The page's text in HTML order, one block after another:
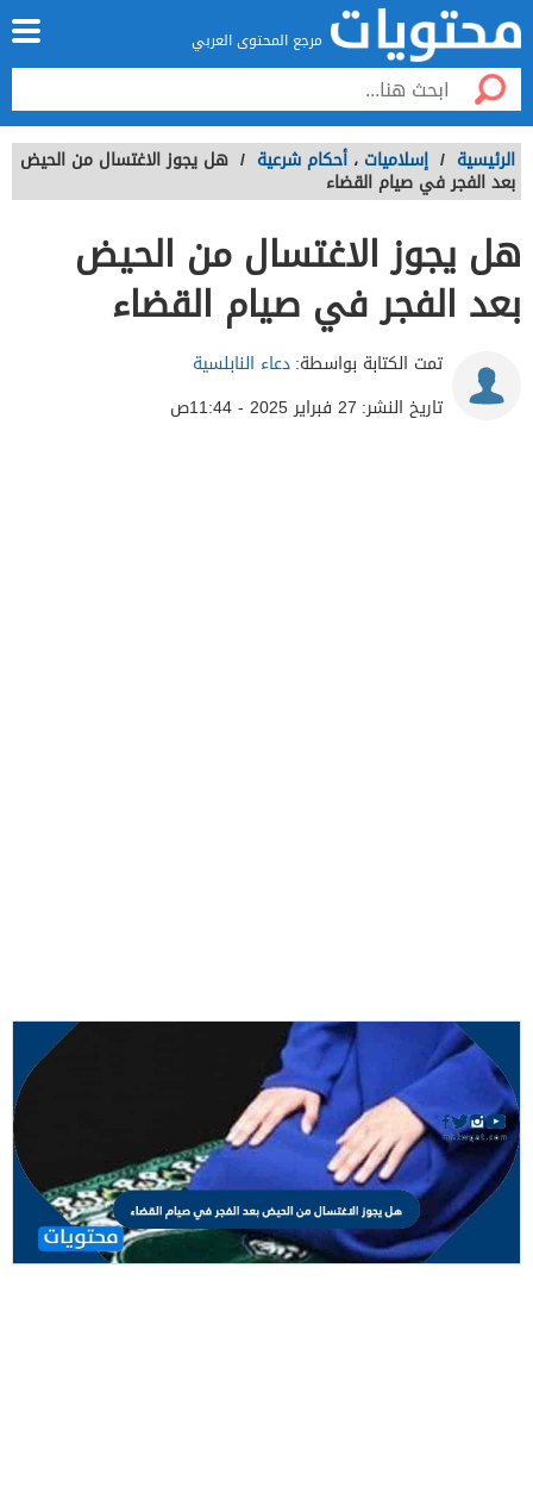
مرجع المحتوى العربي
الرئيسية / إسلاميات ، أحكام شرعية / هل يجوز الاغتسال من الحيض
بعد الفجر في صيام القضاء
هل يجوز الاغتسال من الحيض
بعد الفجر في صيام القضاء
تمت الكتابة بواسطة:دعاء النابلسية
تاريخ النشر: 27 فبراير 2025 - 11:44ص